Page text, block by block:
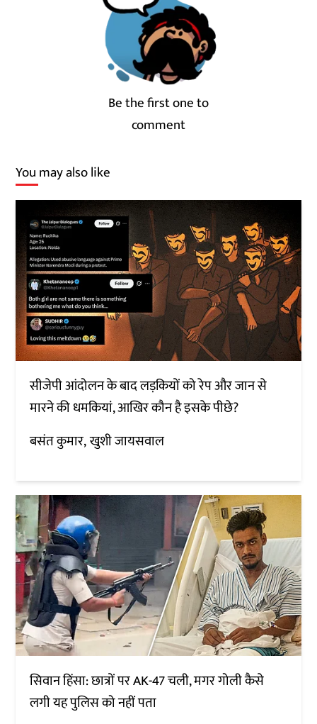
Be the first one to
comment
You may also like
सीजेपी आंदोलन के बाद लड़कियों को रेप और जान से
मारने की धमकियां, आखिर कौन है इसके पीछे?
बसंत कुमार खुशी जायसवाल
सिवान हिंसा: छात्रों पर AK-47 चली, मगर गोली कैसे
लगी यह पुलिस को नहीं पता